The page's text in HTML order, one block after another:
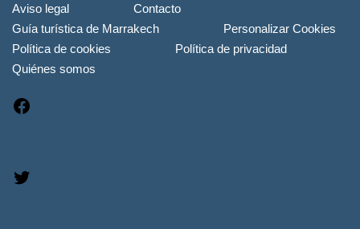
Aviso legal
Contacto
Guía turística de Marrakech
Personalizar Cookies
Política de cookies
Política de privacidad
Quiénes somos